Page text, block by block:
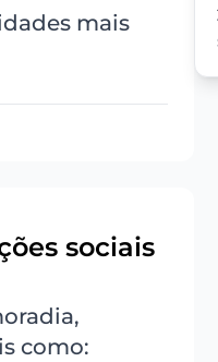
mais
sociais
como: